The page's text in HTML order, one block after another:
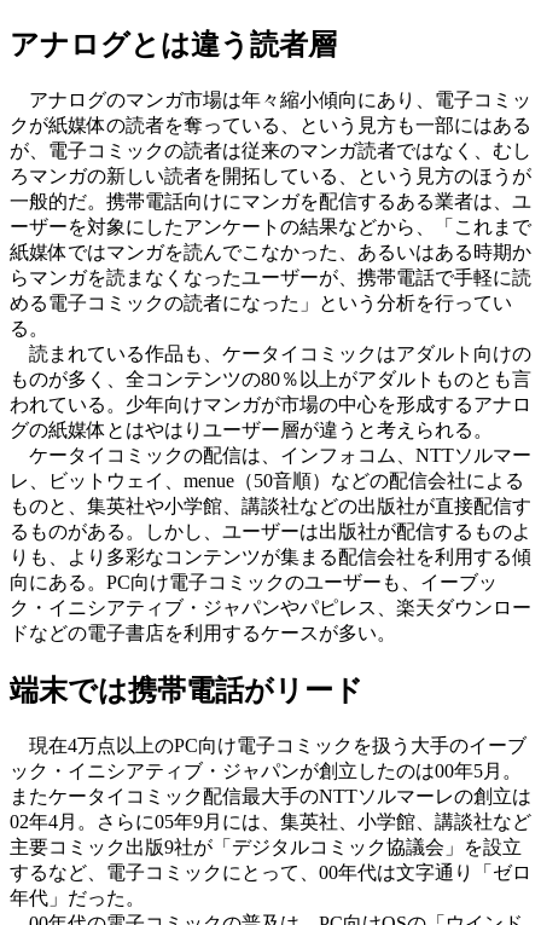
アナログとは違う読者層
アナログのマンガ市場は年々縮小傾向にあり、電子コミッ
クが紙媒体の読者を奪っている、という見方も一部にはある
が、電子コミックの読者は従来のマンガ読者ではなく、むし
ろマンガの新しい読者を開拓している、という見方のほうが
一般的だ。携帯電話向けにマンガを配信するある業者は、ユ
ーザーを対象にしたアンケートの結果などから、「これまで
紙媒体ではマンガを読んでこなかった、あるいはある時期か
らマンガを読まなくなったユーザーが、携帯電話で手軽に読
める電子コミックの読者になった」という分析を行ってい
る。
読まれている作品も、ケータイコミックはアダルト向けの
ものが多く、全コンテンツの80％以上がアダルトものとも言
われている。少年向けマンガが市場の中心を形成するアナロ
グの紙媒体とはやはりユーザー層が違うと考えられる。
ケータイコミックの配信は、インフォコム、NTTソルマー
レ、ビットウェイ、menue（50音順）などの配信会社による
ものと、集英社や小学館、講談社などの出版社が直接配信す
るものがある。しかし、ユーザーは出版社が配信するものよ
りも、より多彩なコンテンツが集まる配信会社を利用する傾
向にある。PC向け電子コミックのユーザーも、イーブッ
ク・イニシアティブ・ジャパンやパピレス、楽天ダウンロー
ドなどの電子書店を利用するケースが多い。
端末では携帯電話がリード
現在4万点以上のPC向け電子コミックを扱う大手のイーブ
ック・イニシアティブ・ジャパンが創立したのは00年5月。
またケータイコミック配信最大手のNTTソルマーレの創立は
02年4月。さらに05年9月には、集英社、小学館、講談社など
主要コミック出版9社が「デジタルコミック協議会」を設立
するなど、電子コミックにとって、00年代は文字通り「ゼロ
年代」だった。